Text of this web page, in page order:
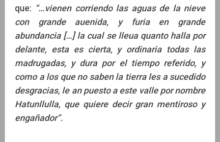
que: “…vienen corriendo las aguas de la nieve
con grande auenida, y furia en grande
abundancia […] la cual se lleua quanto halla por
delante, esta es cierta, y ordinaria todas las
madrugadas, y dura por el tiempo referido, y
como a los que no saben la tierra les a sucedido
desgracias, le an puesto a este valle por nombre
Hatunllulla, que quiere decir gran mentiroso y
engañador”.